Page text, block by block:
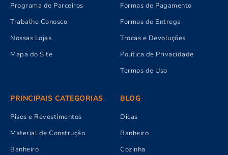
Programa de Parceiros
Trabalhe Conosco
Nossas Lojas
Mapa do Site
Formas de Pagamento
Formas de Entrega
Trocas e Devoluções
Política de Privacidade
Termos de Uso
PRINCIPAIS CATEGORIAS
Pisos e Revestimentos
Material de Construção
Banheiro
BLOG
Dicas
Banheiro
Cozinha